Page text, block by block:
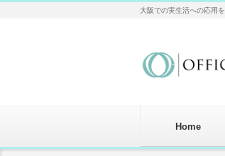
大阪での実生活への応用
Home